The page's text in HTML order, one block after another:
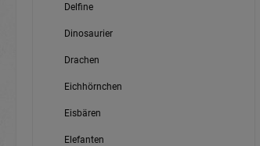
Delfine
Dinosaurier
Drachen
Eichhörnchen
Eisbären
Elefanten